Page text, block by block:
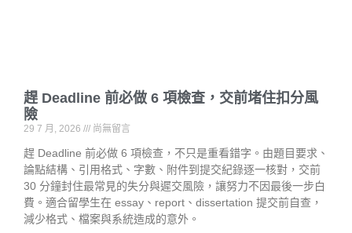
趕 Deadline 前必做 6 項檢查，交前堵住扣分風
險
29 7 月, 2026 尚無留言
趕 Deadline 前必做 6 項檢查，不只是重看錯字。由題目要求、
論點結構、引用格式、字數、附件到提交紀錄逐一核對，交前
30 分鐘封住最常見的失分與遲交風險，讓努力不因最後一步白
費。適合留學生在 essay、report、dissertation 提交前自查，
減少格式、檔案與系統造成的意外。